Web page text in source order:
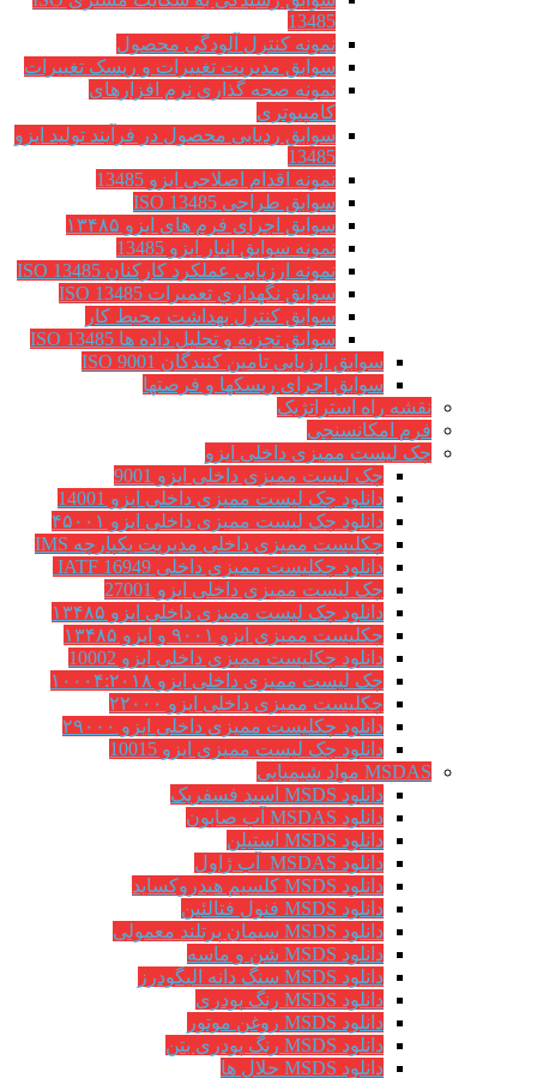
13485
نمونه کنترل آلودگی محصول
سوابق مدیریت تغییرات و ریسک تغییرات
نمونه صحه گذاری نرم افزارهای
کامپیوتری
سوابق ردیابی محصول در فرآیند تولید ایزو
13485
نمونه اقدام اصلاحی ایزو 13485
سوابق طراحی ISO 13485
سوابق اجرای فرم های ایزو ۱۳۴۸۵
نمونه سوابق انبار ایزو 13485
نمونه ارزیابی عملکرد کارکنان ISO 13485
سوابق نگهداري تعميرات ISO 13485
سوابق کنترل بهداشت محیط کار
سوابق تجزیه و تحلیل داده ها ISO 13485
سوابق ارزیابی تامین کنندگان ISO 9001
سوابق اجرای ریسکها و فرصتها
نقشه راه استراتژیک
فرم امکانسنجی
چک لیست ممیزی داخلی ایزو
چک لیست ممیزی داخلی ایزو 9001
دانلود چک لیست ممیزی داخلی ایزو 14001
دانلود چک لیست ممیزی داخلی ایزو ۴۵۰۰۱
چکلیست ممیزی داخلی مدیریت یکپارچه IMS
دانلود چکلیست ممیزی داخلی IATF 16949
چک لیست ممیزی داخلی ایزو 27001
دانلود چک لیست ممیزی داخلی ایزو ۱۳۴۸۵
چکلیست ممیزی ایزو ۹۰۰۱ و ایزو ۱۳۴۸۵
دانلود چکلیست ممیزی داخلی ایزو 10002
چک لیست ممیزی داخلی ایزو ۱۰۰۰۴:۲۰۱۸
چکلیست ممیزی داخلی ایزو ۲۲۰۰۰
دانلود چکلیست ممیزی داخلی ایزو ۲۹۰۰۰
دانلود چک لیست ممیزی ایزو 10015
MSDAS مواد شیمیایی
دانلود MSDS اسید فسفریک
دانلود MSDAS آب صابون
دانلود MSDS استیلن
دانلود MSDAS آب ژاول
دانلود MSDS کلسیم هیدروکساید
دانلود MSDS فنول فتالئین
دانلود MSDS سیمان پرتلند معمولی
دانلود MSDS شن و ماسه
دانلود MSDS سنگ دانه الیگودرز
دانلود MSDS رنگ پودری
دانلود MSDS روغن موتور
دانلود MSDS رنگ پودری بتن
دانلود MSDS حلال ها